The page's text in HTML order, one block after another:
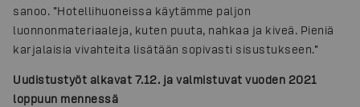
sanoo. ”Hotellihuoneissa käytämme paljon
luonnonmateriaaleja, kuten puuta, nahkaa ja kiveä. Pieniä
karjalaisia vivahteita lisätään sopivasti sisustukseen.”
Uudistustyöt alkavat 7.12. ja valmistuvat vuoden 2021
loppuun mennessä